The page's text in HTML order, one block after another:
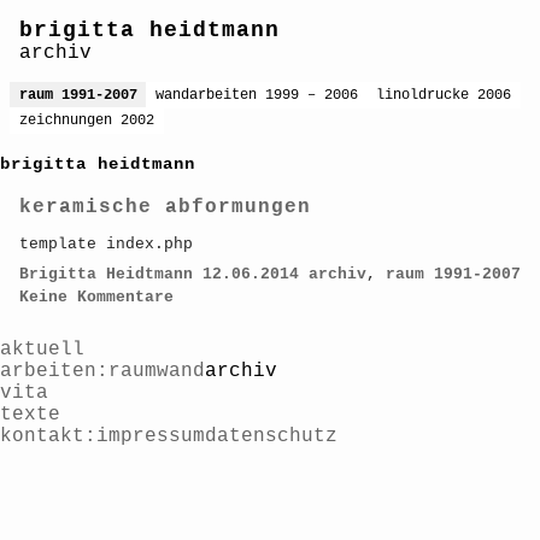
brigitta heidtmann
archiv
raum 1991-2007 wandarbeiten 1999 – 2006
linoldrucke 2006
zeichnungen 2002
brigitta heidtmann
keramische abformungen
template index.php
Brigitta Heidtmann
12.06.2014 archiv, raum 1991-2007
Keine Kommentare
aktuell
arbeiten
raumwandarchiv
vita
texte
kontakt
impressumdatenschutz